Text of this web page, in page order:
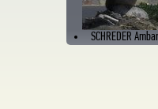
SCHREDER